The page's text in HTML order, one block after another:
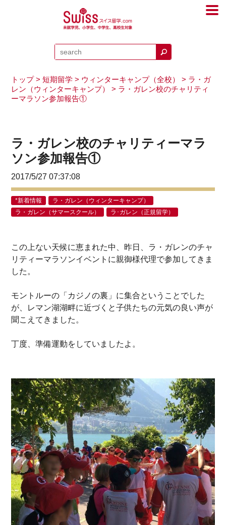
トップ>短期留学 > ウィンターキャンプ（全校） > ラ・ガ
レン（ウィンターキャンプ）
> ラ・ガレン校のチャリティ
ーマラソン参加報告①
ラ・ガレン校のチャリティーマラ
ソン参加報告①
2017/5/27 07:37:08
*新着情報
ラ・ガレン（ウィンターキャンプ）
ラ・ガレン（サマースクール）
ラ･ガレン（正規留学）
この上ない天候に恵まれた中、昨日、ラ・ガレンのチャ
リティーマラソンイベントに親御様代理で参加してきま
した。
モントルーの「カジノの裏」に集合ということでした
が、レマン湖湖畔に近づくと子供たちの元気の良い声が
聞こえてきました。
丁度、準備運動をしていましたよ。